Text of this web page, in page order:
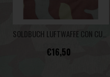
SOLDBUCH LUFTWAFFE CON CUSTODIA
€16,50